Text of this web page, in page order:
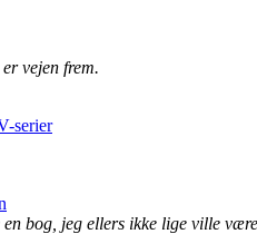
vejen frem.
serier
bog, jeg ellers ikke lige ville